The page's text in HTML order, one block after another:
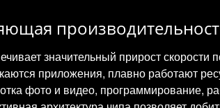
значительный прирост
приложения, плавно работают
фото и видео, программирование,